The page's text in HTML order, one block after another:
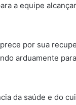
a equipe
por sua
arduamente
da saúde e do